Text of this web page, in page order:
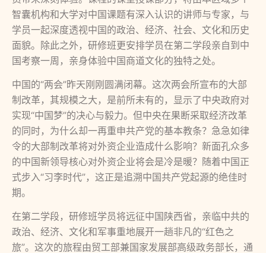
智囊机构和大学对中国课题有深入认识的讲师与专家，与
学员一起深度透视中国的政治、经济、社会、文化和历史
面貌。除此之外，研修班更安排学员在第二学段亲自到中
国考察一周，亲身体验中国商道文化的独特之处。
中国的“两会”昨天刚刚圆满闭幕。这次两会所宣布的大部
制改革，其规模之大，是前所未有的，显示了中央政府对
实现“中国梦”的决心与毅力。但中央在果断采取经济改革
的同时，为什么却一再重申共产党的基本教条？急急如律
令的大部制改革将对外资企业造成什么影响？新面孔众多
的中国新领导核心对外资企业将会是冷是暖？随着中国正
式步入“习李时代”，这正是追溯中国共产党起源的绝佳时
期。
在第二学段，研修班学员将远征中国陕西省，亲临中共的
政治、经济、文化和军事重地展开一趟非凡的“红色之
旅”。这次的旅程由贸工部兼国家发展部高级政务部长，通